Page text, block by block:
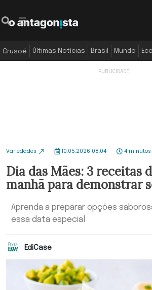
Crusoé Últimas Notícias Brasil Mundo
Variedades 10.05.2026 08:04 4
Dia das Mães: 3 receitas
manhã para demonstrar
Aprenda a preparar opções
essa data especial
EdiCase